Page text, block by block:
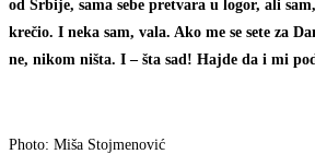
od Srbije, sama sebe pretvara u logor, ali
krečio. I neka sam, vala. Ako me se sete za
ne, nikom ništa. I – šta sad! Hajde da i mi
Photo: Miša Stojmenović